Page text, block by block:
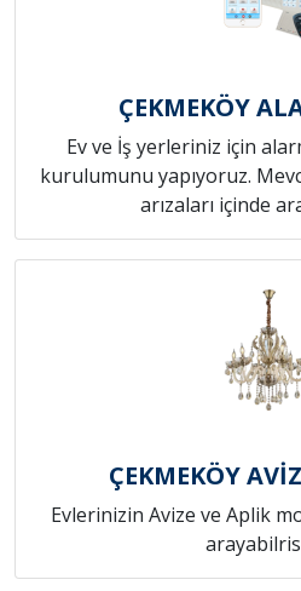
ÇEKMEKÖY
Ev ve İş yerleriniz için
kurulumunu yapıyoruz.
arızaları içinde
ÇEKMEKÖY
Evlerinizin Avize ve Aplik